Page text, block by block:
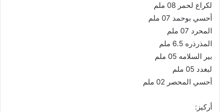
لكراع لحمر 08 ملم
أحسي بوحمد 07 ملم
المحرد 07 ملم
المذرذره 6.5 ملم
بير السلامه 05 ملم
لبغدد 05 ملم
أحسي المحصر 02 ملم
أركيز: